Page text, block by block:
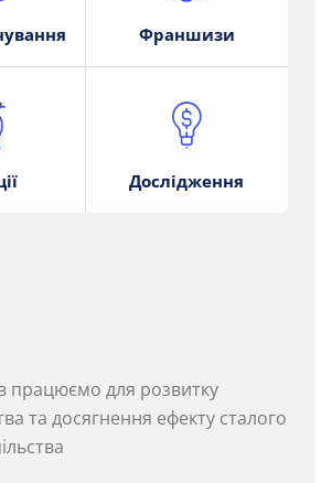
Франшизи
Дослідження
працюємо для розвитку
та досягнення ефекту сталого